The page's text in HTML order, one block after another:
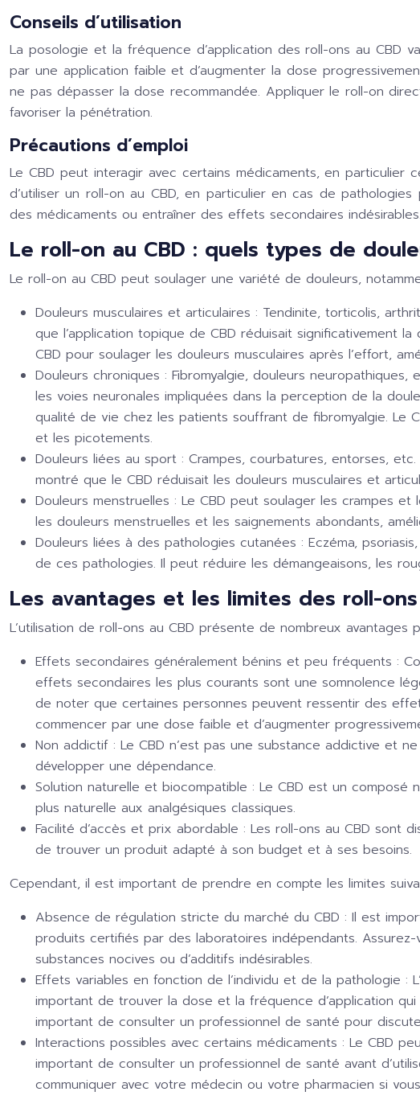
Conseils d’utilisation
La posologie et la fréquence d’application des roll-ons au CBD
par une application faible et d’augmenter la dose
ne pas dépasser la dose recommandée. Appliquer le roll-on
favoriser la pénétration.
Précautions d’emploi
Le CBD peut interagir avec certains médicaments, en
d’utiliser un roll-on au CBD, en particulier en cas de
des médicaments ou entraîner des effets secondaires
Le roll-on au CBD : quels types de
Le roll-on au CBD peut soulager une variété de douleurs,
Douleurs musculaires et articulaires : Tendinite, torticolis,
que l’application topique de CBD réduisait significativement
CBD pour soulager les douleurs musculaires après l’effort,
Douleurs chroniques : Fibromyalgie, douleurs
les voies neuronales impliquées dans la perception de la
qualité de vie chez les patients souffrant de fibromyalgie. Le
et les picotements.
Douleurs liées au sport : Crampes, courbatures, entorses,
montré que le CBD réduisait les douleurs musculaires et
Douleurs menstruelles : Le CBD peut soulager les crampes
les douleurs menstruelles et les saignements abondants,
Douleurs liées à des pathologies cutanées : Eczéma,
de ces pathologies. Il peut réduire les démangeaisons, les
Les avantages et les limites des roll-ons
L’utilisation de roll-ons au CBD présente de nombreux
Effets secondaires généralement bénins et peu fréquents :
effets secondaires les plus courants sont une somnolence
de noter que certaines personnes peuvent ressentir des
commencer par une dose faible et d’augmenter
Non addictif : Le CBD n’est pas une substance addictive et
développer une dépendance.
Solution naturelle et biocompatible : Le CBD est un composé
plus naturelle aux analgésiques classiques.
Facilité d’accès et prix abordable : Les roll-ons au CBD sont
de trouver un produit adapté à son budget et à ses besoins.
Cependant, il est important de prendre en compte les limites
Absence de régulation stricte du marché du CBD : Il est
produits certifiés par des laboratoires indépendants.
substances nocives ou d’additifs indésirables.
Effets variables en fonction de l’individu et de la pathologie :
important de trouver la dose et la fréquence d’application
important de consulter un professionnel de santé pour
Interactions possibles avec certains médicaments : Le CBD
important de consulter un professionnel de santé avant
communiquer avec votre médecin ou votre pharmacien si